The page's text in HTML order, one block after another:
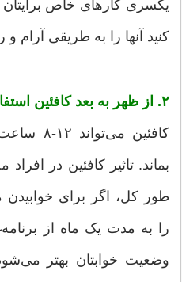
یکسری کارهای خاص
کنید آنها را به طریقی آرام
۲. از ظهر به بعد کافئین استفاده نکنید.
کافئین
بماند. تاثیر کافئین در
طور کل، اگر برای
را به مدت یک ماه از
وضعیت خوابتان بهتر